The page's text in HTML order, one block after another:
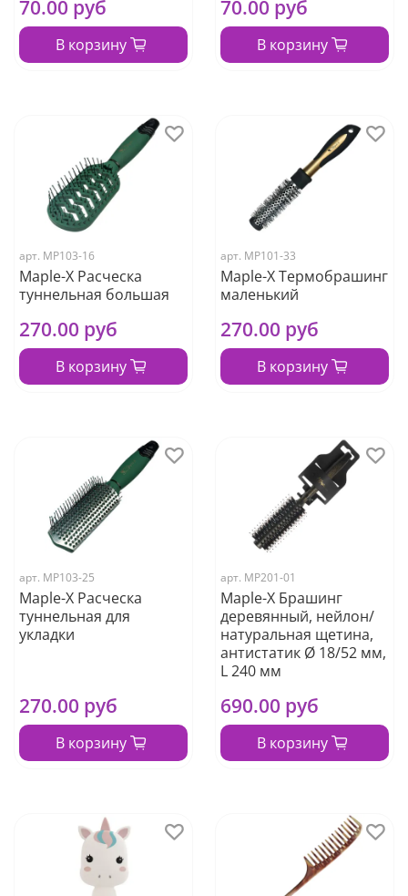
70.00 руб
В корзину
70.00 руб
В корзину
арт. МР103-16
Maple-X Расческа
туннельная большая
270.00 руб
В корзину
арт. МР101-33
Maple-X Термобрашинг
маленький
270.00 руб
В корзину
арт. МР103-25
Maple-X Расческа
туннельная для
укладки
270.00 руб
В корзину
арт. МР201-01
Maple-X Брашинг
деревянный, нейлон/
натуральная щетина,
антистатик Ø 18/52 мм,
L 240 мм
690.00 руб
В корзину